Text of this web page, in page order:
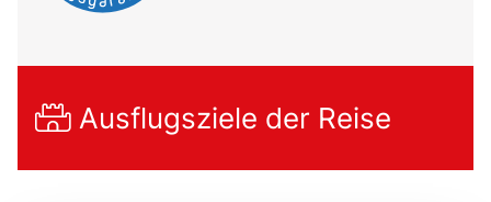
Ausflugsziele der Reise